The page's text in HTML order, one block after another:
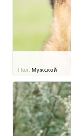
Пол: Мужской